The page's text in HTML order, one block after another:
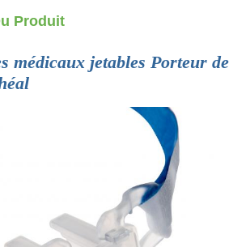
Produit
médicaux jetables Porteur de